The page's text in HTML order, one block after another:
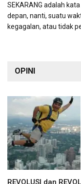
SEKARANG adalah
depan, nanti, suatu
kegagalan, atau tidak
OPINI
REVOLUSI dan